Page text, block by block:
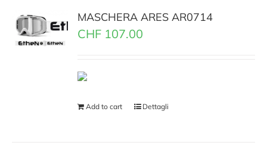
MASCHERA ARES AR0714
CHF 107.00
Add to cart Dettagli